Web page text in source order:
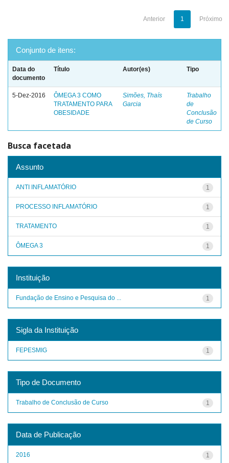
Anterior 1 Próximo
Conjunto de itens:
Data do
documento
Título Autor(es) Tipo
5-Dez-2016
ÔMEGA 3 COMO
TRATAMENTO PARA
OBESIDADE
Simões, Thaís
Garcia
Trabalho
de
Conclusão
de Curso
Busca facetada
Assunto
1
ANTI INFLAMATÓRIO
1
PROCESSO INFLAMATÓRIO
1
TRATAMENTO
1
ÔMEGA 3
Instituição
1
Fundação de Ensino e Pesquisa do ...
Sigla da Instituição
1
FEPESMIG
Tipo de Documento
1
Trabalho de Conclusão de Curso
Data de Publicação
1
2016